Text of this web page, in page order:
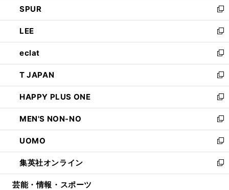
で
開
く
ド
ウ
で
開
く
ィ
ン
ド
ウ
で
開
く
い
ウ
ィ
ン
ド
ウ
で
開
く
SPUR
新
し
い
ウ
ィ
ン
ド
ウ
で
開
く
LEE
新
し
い
ウ
ィ
ン
ド
ウ
で
開
く
eclat
新
し
い
ウ
ィ
ン
ド
ウ
で
開
く
T JAPAN
新
し
い
ウ
ィ
ン
ド
ウ
で
開
HAPPY PLUS ONE
新
し
い
ウ
ィ
ン
ド
ウ
MEN'S NON-NO
新
し
い
ウ
ィ
ン
UOMO
新
し
い
ウ
集英社オンライン
新
し
芸能・情報・スポーツ